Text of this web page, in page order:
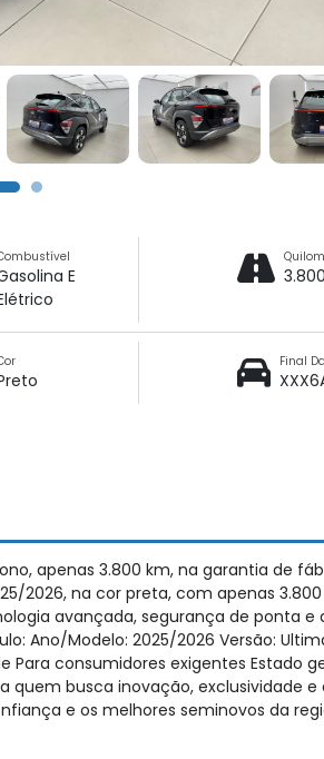
E
Final
apenas 3.800 km, na garantia de
2026, na cor preta, com apenas
avançada, segurança de ponta
Ano/Modelo: 2025/2026 Versão:
consumidores exigentes Estado
busca inovação, exclusividade
e os melhores seminovos da